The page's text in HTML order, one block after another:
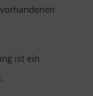
ist ein